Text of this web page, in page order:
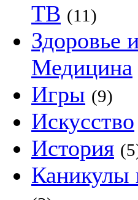
ТВ (11)
Здоровье
Медицина
Игры (9)
Искусство
История
Каникулы